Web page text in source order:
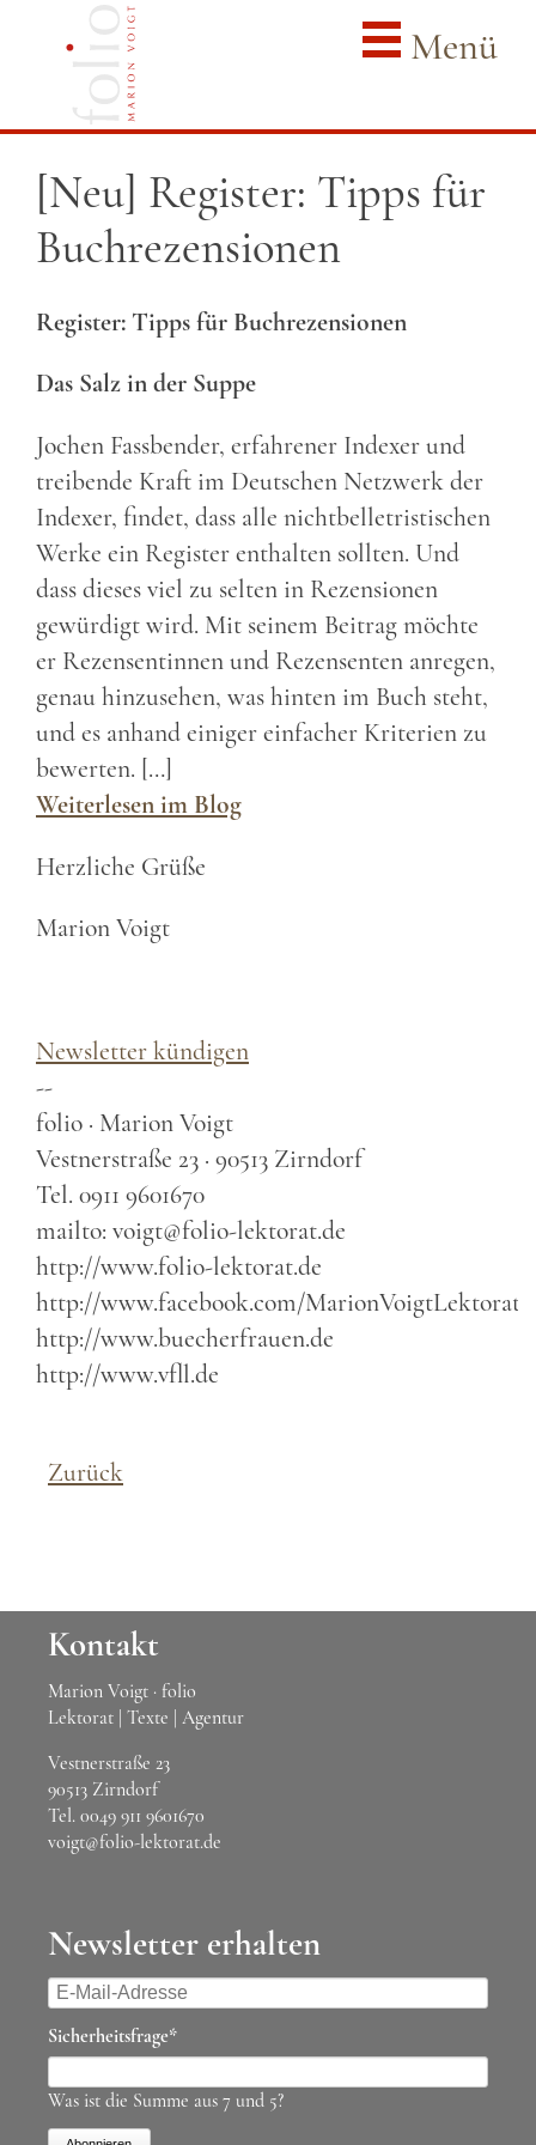
Menü
[Neu] Register: Tipps für
Buchrezensionen
Register: Tipps für Buchrezensionen
Das Salz in der Suppe
Jochen Fassbender, erfahrener Indexer und
treibende Kraft im Deutschen Netzwerk der
Indexer, findet, dass alle nichtbelletristischen
Werke ein Register enthalten sollten. Und
dass dieses viel zu selten in Rezensionen
gewürdigt wird. Mit seinem Beitrag möchte
er Rezensentinnen und Rezensenten anregen,
genau hinzusehen, was hinten im Buch steht,
und es anhand einiger einfacher Kriterien zu
bewerten. […]
Weiterlesen im Blog
Herzliche Grüße
Marion Voigt
Newsletter kündigen
--
folio · Marion Voigt
Vestnerstraße 23 · 90513 Zirndorf
Tel. 0911 9601670
mailto: voigt@folio-lektorat.de
http://www.folio-lektorat.de
http://www.facebook.com/
http://www.buecherfrauen.de
http://www.vfll.de
Zurück
Kontakt
Marion Voigt · folio
Lektorat | Texte | Agentur
Vestnerstraße 23
90513 Zirndorf
Tel. 0049 911 9601670
voigt@folio-lektorat.de
Newsletter erhalten
E-
Mail-
Adresse
Pflichtfeld
Sicherheitsfrage*
Was ist die Summe aus 7 und 5?